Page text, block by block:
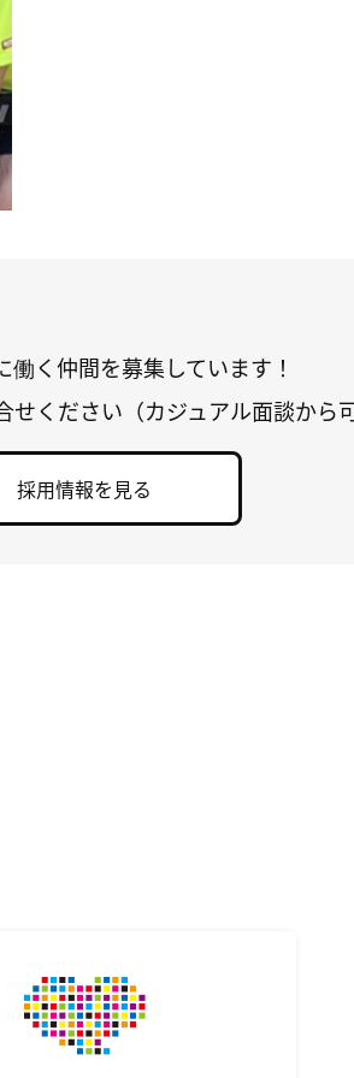
く仲間を募集しています！
せください（カジュアル面談から
採用情報を見る